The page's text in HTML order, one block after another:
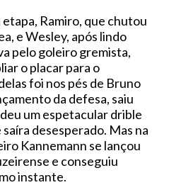
Ramiro, que chutou
e Wesley, após lindo
pelo goleiro gremista,
o placar para o
foi nos pés de Bruno
da defesa, saiu
um espetacular drible
desesperado. Mas na
Kannemann se lançou
e conseguiu
instante.